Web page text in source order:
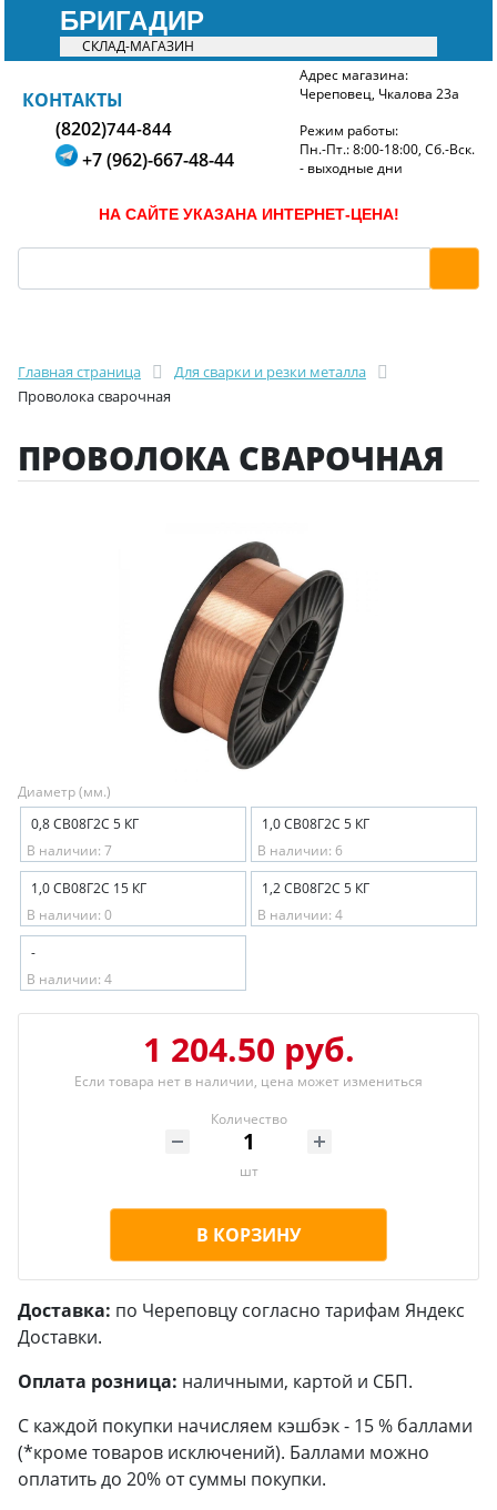
БРИГАДИР
СКЛАД-МАГАЗИН
БРИГАДИР
КОНТАКТЫ
(8202)744-844
+7 (962)-667-48-44
Адрес магазина:
Череповец, Чкалова 23а
Режим работы:
Пн.-Пт.: 8:00-18:00, Сб.-Вск.
- выходные дни
НА САЙТЕ УКАЗАНА ИНТЕРНЕТ-ЦЕНА!
Главная страница
Для сварки и резки металла
Проволока сварочная
ПРОВОЛОКА СВАРОЧНАЯ
Диаметр (мм.)
0,8 СВ08Г2С 5 КГ
В наличии: 7
1,0 СВ08Г2С 5 КГ
В наличии: 6
1,0 СВ08Г2С 15 КГ
В наличии: 0
1,2 СВ08Г2С 5 КГ
В наличии: 4
-
В наличии: 4
1 204.50 руб.
Если товара нет в наличии, цена может измениться
Количество
шт
В КОРЗИНУ
Доставка: по Череповцу согласно тарифам Яндекс
Доставки.
Оплата розница: наличными, картой и СБП.
С каждой покупки начисляем кэшбэк - 15 % баллами
(*кроме товаров исключений). Баллами можно
оплатить до 20% от суммы покупки.